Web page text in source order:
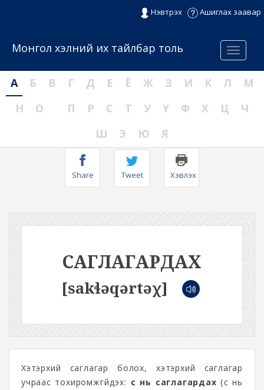
Нэвтрэх Ашиглах заавар
Menu
Монгол хэлний их тайлбар толь
А Б В Г Д Е Ё Ж З И К Л
М
Н
О П Р С Т У Ү Ф Х Ц
Ч
Ш
Э Ю Я
Share Tweet Хэвлэх
САГЛАГАРДАХ
[sakɬəqərtəχ]
Хэтэрхий саглагар болох, хэтэрхий саглагар
учраас тохиромжгүйдэх: үс нь саглагардах (үс нь